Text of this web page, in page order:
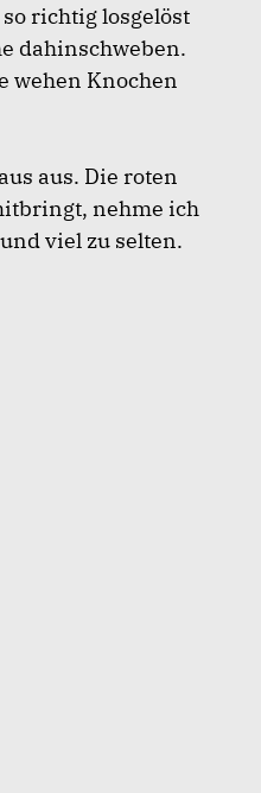
richtig losgelöst
dahinschweben.
wehen Knochen
aus. Die roten
nehme ich
viel zu selten.